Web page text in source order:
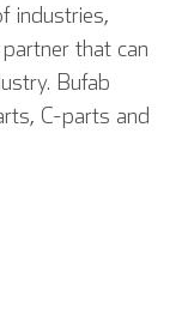
industries,
that can
Bufab
C-parts and